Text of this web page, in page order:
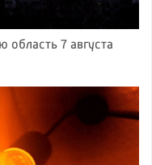
7 августа